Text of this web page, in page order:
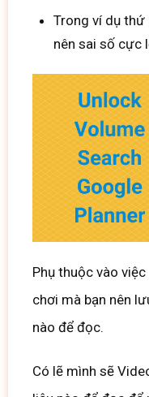
Trong ví dụ thứ
nên sai số cực
Phụ thuộc vào
chơi mà bạn nên
nào để đọc.
Có lẽ mình sẽ